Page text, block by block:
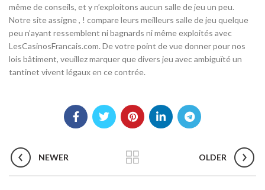
même de conseils, et y n’exploitons aucun salle de jeu un peu.
Notre site assigne , ! compare leurs meilleurs salle de jeu quelque
peu n’ayant ressemblent ni bagnards ni même exploités avec
LesCasinosFrancais.com. De votre point de vue donner pour nos
lois bâtiment, veuillez marquer que divers jeu avec ambiguïté un
tantinet vivent légaux en ce contrée.
NEWER OLDER